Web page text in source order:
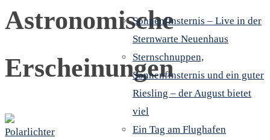
Astronomische
Erscheinungen
Sonnenfinsternis – Live in der
Sternwarte Neuenhaus
Sternschnuppen,
Sonnenfinsternis und ein guter
Riesling – der August bietet
viel
Ein Tag am Flughafen